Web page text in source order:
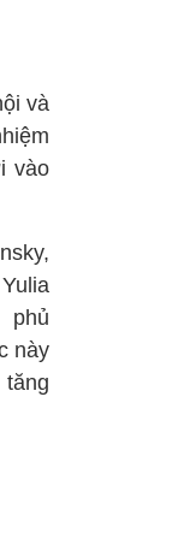
và
vào
phủ
này